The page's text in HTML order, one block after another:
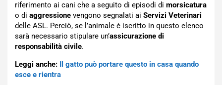
riferimento ai cani che a seguito di episodi di morsicatura
o di aggressione vengono segnalati ai Servizi Veterinari
delle ASL. Perciò, se l’animale è iscritto in questo elenco
sarà necessario stipulare un’assicurazione di
responsabilità civile.
Leggi anche:
Il gatto può portare questo in casa quando
esce e rientra